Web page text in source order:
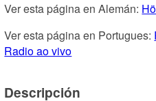
Ver esta página en Alemán:
Ver esta página en Portugues:
Radio ao vivo
Descripción